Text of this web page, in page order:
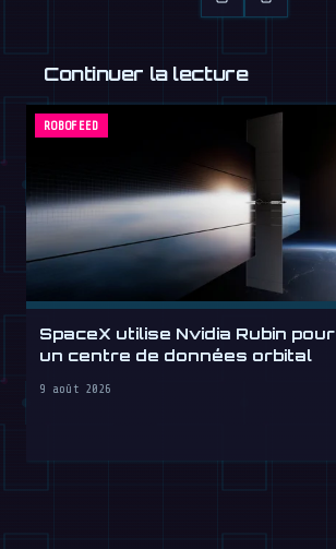
Continuer la lecture
ROBOFEED
SpaceX utilise Nvidia Rubin pour
un centre de données orbital
9 août 2026